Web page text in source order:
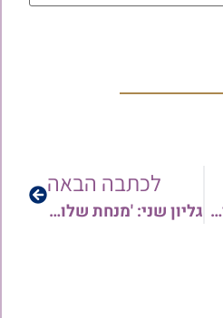
סדר לימוד ועצרת חיזוק: הילולת מרן הגר"ש קורח זצ"ל בבית מדרשו, בהשתתפות מרנן ורבנן שליט"א | וידאו וגלריה
לכתבה הבאה
גליון שני: 'מנחת שלום' – שיעורי שבת | הרב שלום זכריהו